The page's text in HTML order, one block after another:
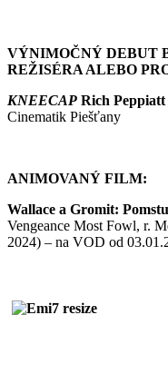
VÝNIMOČNÝ DEBUT
REŽISÉRA ALEBO
KNEECAP Rich Peppiatt
Cinematik Piešťany
ANIMOVANÝ FILM:
Wallace a Gromit:
Vengeance Most Fowl, r.
2024) – na VOD od